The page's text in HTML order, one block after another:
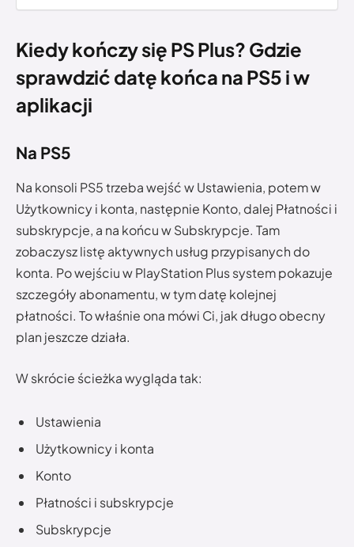
Kiedy kończy się PS Plus? Gdzie
sprawdzić datę końca na PS5 i w
aplikacji
Na PS5
Na konsoli PS5 trzeba wejść w Ustawienia, potem w
Użytkownicy i konta, następnie Konto, dalej Płatności i
subskrypcje, a na końcu w Subskrypcje. Tam
zobaczysz listę aktywnych usług przypisanych do
konta. Po wejściu w PlayStation Plus system pokazuje
szczegóły abonamentu, w tym datę kolejnej
płatności. To właśnie ona mówi Ci, jak długo obecny
plan jeszcze działa.
W skrócie ścieżka wygląda tak:
Ustawienia
Użytkownicy i konta
Konto
Płatności i subskrypcje
Subskrypcje